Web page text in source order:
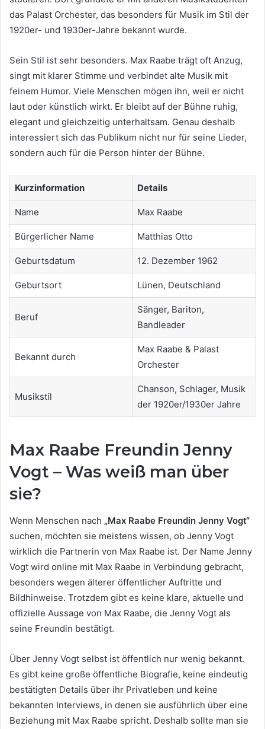
das Palast Orchester, das besonders für Musik im Stil der
1920er- und 1930er-Jahre bekannt wurde.
Sein Stil ist sehr besonders. Max Raabe trägt oft Anzug,
singt mit klarer Stimme und verbindet alte Musik mit
feinem Humor. Viele Menschen mögen ihn, weil er nicht
laut oder künstlich wirkt. Er bleibt auf der Bühne ruhig,
elegant und gleichzeitig unterhaltsam. Genau deshalb
interessiert sich das Publikum nicht nur für seine Lieder,
sondern auch für die Person hinter der Bühne.
Kurzinformation Details
Name Max Raabe
Bürgerlicher Name Matthias Otto
Geburtsdatum 12. Dezember 1962
Geburtsort Lünen, Deutschland
Beruf
Sänger, Bariton,
Bandleader
Bekannt durch
Max Raabe & Palast
Orchester
Musikstil
Chanson, Schlager, Musik
der 1920er/1930er Jahre
Max Raabe Freundin Jenny
Vogt – Was weiß man über
sie?
Wenn Menschen nach „Max Raabe Freundin Jenny Vogt“
suchen, möchten sie meistens wissen, ob Jenny Vogt
wirklich die Partnerin von Max Raabe ist. Der Name Jenny
Vogt wird online mit Max Raabe in Verbindung gebracht,
besonders wegen älterer öffentlicher Auftritte und
Bildhinweise. Trotzdem gibt es keine klare, aktuelle und
offizielle Aussage von Max Raabe, die Jenny Vogt als
seine Freundin bestätigt.
Über Jenny Vogt selbst ist öffentlich nur wenig bekannt.
Es gibt keine große öffentliche Biografie, keine eindeutig
bestätigten Details über ihr Privatleben und keine
bekannten Interviews, in denen sie ausführlich über eine
Beziehung mit Max Raabe spricht. Deshalb sollte man sie